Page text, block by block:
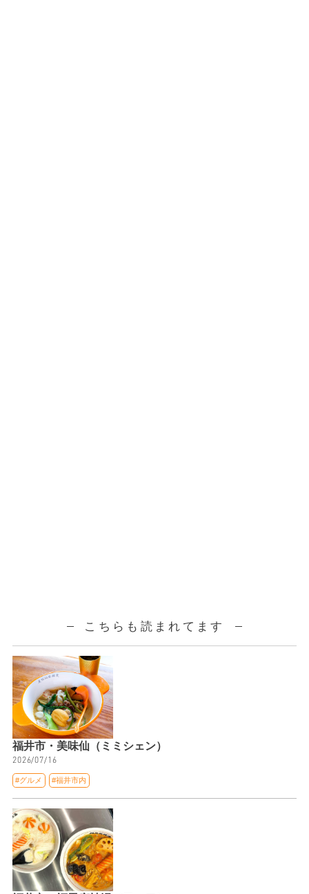
こちらも読まれてます
福井市・美味仙（ミミシェン）
2026/07/16
#グルメ #福井市内